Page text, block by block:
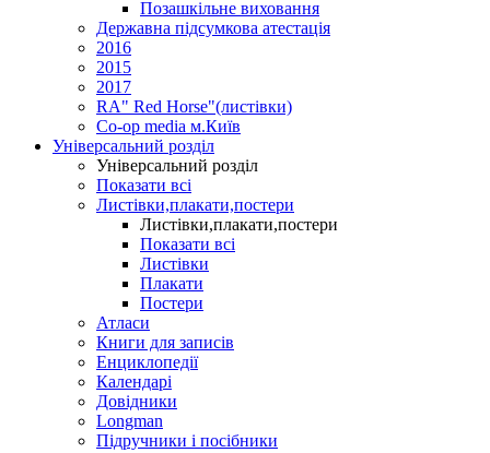
Позашкільне виховання
Державна підсумкова атестація
2016
2015
2017
RA" Red Horse"(листівки)
Co-op media м.Київ
Універсальний розділ
Універсальний розділ
Показати всі
Листівки,плакати,постери
Листівки,плакати,постери
Показати всі
Листівки
Плакати
Постери
Атласи
Книги для записів
Енциклопедії
Календарі
Довідники
Longman
Підручники і посібники